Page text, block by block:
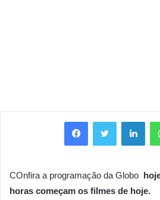
FacebookTwitter
COnfira a programação da Globo
horas começam os filmes de hoje.